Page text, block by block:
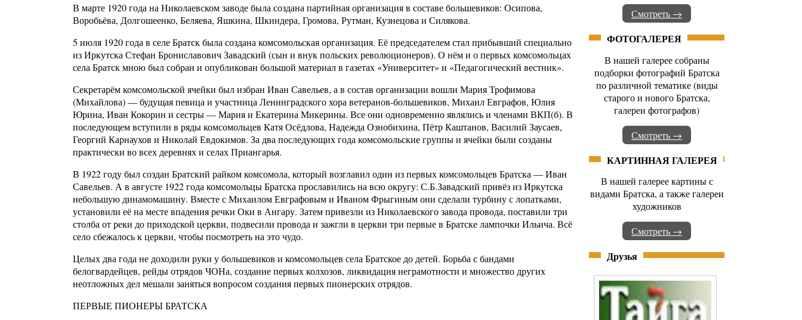
В марте 1920 года на Николаевском заводе была создана партийная организация в составе большевиков: Осипова,
Воробьёва, Долгошеенко, Беляева, Яшкина, Шкиндера, Громова, Рутман, Кузнецова и Силякова.
5 июля 1920 года в селе Братск была создана комсомольская организация. Её председателем стал прибывший специально
из Иркутска Стефан Брониславович Завадский (сын и внук польских революционеров). О нём и о первых комсомольцах
села Братск мною был собран и опубликован большой материал в газетах «Университет» и «Педагогический вестник».
Секретарём комсомольской ячейки был избран Иван Савельев, а в состав организации вошли Мария Трофимова
(Михайлова) — будущая певица и участница Ленинградского хора ветеранов-большевиков, Михаил Евграфов, Юлия
Юрина, Иван Кокорин и сестры — Мария и Екатерина Микерины. Все они одновременно являлись и членами ВКП(б). В
последующем вступили в ряды комсомольцев Катя Осёдлова, Надежда Ознобихина, Пётр Каштанов, Василий Заусаев,
Георгий Карнаухов и Николай Евдокимов. За два последующих года комсомольские группы и ячейки были созданы
практически во всех деревнях и селах Приангарья.
В 1922 году был создан Братский райком комсомола, который возглавил один из первых комсомольцев Братска — Иван
Савельев. А в августе 1922 года комсомольцы Братска прославились на всю округу: С.Б.Завадский привёз из Иркутска
небольшую динамомашину. Вместе с Михаилом Евграфовым и Иваном Фрыгиным они сделали турбину с лопатками,
установили её на месте впадения речки Оки в Ангару. Затем привезли из Николаевского завода провода, поставили три
столба от реки до приходской церкви, подвесили провода и зажгли в церкви три первые в Братске лампочки Ильича. Всё
село сбежалось к церкви, чтобы посмотреть на это чудо.
Целых два года не доходили руки у большевиков и комсомольцев села Братское до детей. Борьба с бандами
белогвардейцев, рейды отрядов ЧОНа, создание первых колхозов, ликвидация неграмотности и множество других
неотложных дел мешали заняться вопросом создания первых пионерских отрядов.
ПЕРВЫЕ ПИОНЕРЫ БРАТСКА
Смотреть →
ФОТОГАЛЕРЕЯ
В нашей галерее собраны
подборки фотографий Братска
по различной тематике (виды
старого и нового Братска,
галереи фотографов)
Смотреть →
КАРТИННАЯ ГАЛЕРЕЯ
В нашей галерее картины с
видами Братска, а также галереи
художников
Смотреть →
Друзья